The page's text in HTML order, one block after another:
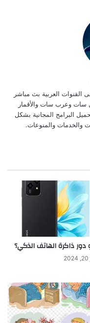
العربية بث مباشر
سات وعرب سات والأقمار
البرامج المجانية بشكل
والخدمات والمنوعات.
ذاكرة الهاتف الذكي؟